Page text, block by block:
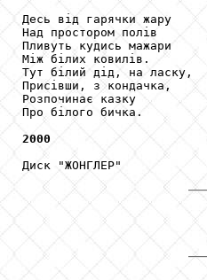
Десь від гарячки жару
Над простором полів
Пливуть кудись мажари
Між білих ковилів.
Тут білий дід, на ласку,
Присівши, з кондачка,
Розпочинає казку
Про білого бичка.
2000
Диск "ЖОНГЛЕР"